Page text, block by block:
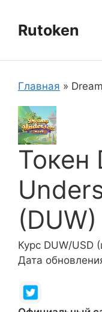
содержимому
Rutoken
Главная »
Токен
(DUW)
Курс DUW/USD
Дата